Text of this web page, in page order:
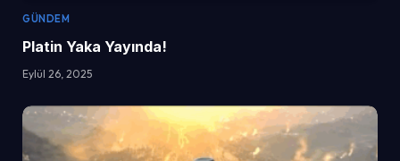
GÜNDEM
Platin Yaka Yayında!
Eylül 26, 2025